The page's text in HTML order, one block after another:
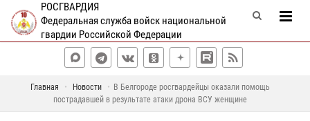
РОСГВАРДИЯ
Федеральная служба войск национальной
гвардии Российской Федерации
Главная Новости
В Белгороде росгвардейцы оказали помощь
пострадавшей в результате атаки дрона ВСУ женщине